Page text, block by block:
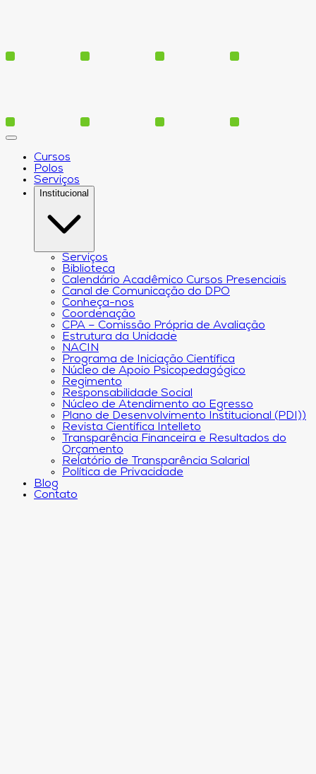
Cursos
Polos
Serviços
Institucional
Serviços
Biblioteca
Calendário Acadêmico Cursos Presenciais
Canal de Comunicação do DPO
Conheça-nos
Coordenação
CPA – Comissão Própria de Avaliação
Estrutura da Unidade
NACIN
Programa de Iniciação Científica
Núcleo de Apoio Psicopedagógico
Regimento
Responsabilidade Social
Núcleo de Atendimento ao Egresso
Plano de Desenvolvimento Institucional (PDI))
Revista Científica Intelleto
Transparência Financeira e Resultados do
Orçamento
Relatório de Transparência Salarial
Política de Privacidade
Blog
Contato